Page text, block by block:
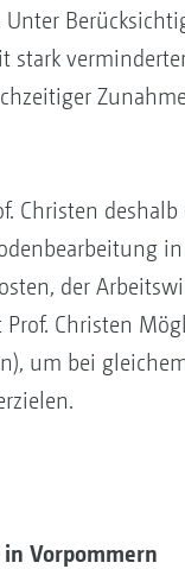
Christen
der
Christen
um bei
Vorpommern